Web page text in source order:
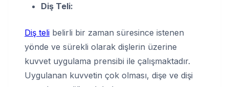
Diş Teli:
Diş teli belirli bir zaman süresince istenen
yönde ve sürekli olarak dişlerin üzerine
kuvvet uygulama prensibi ile çalışmaktadır.
Uygulanan kuvvetin çok olması, dişe ve dişi